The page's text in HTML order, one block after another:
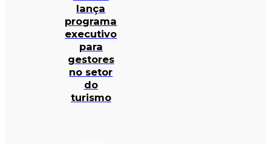
lança
programa
executivo
para
gestores
no setor
do
turismo